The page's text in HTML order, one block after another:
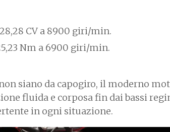
CV a 8900 giri/min.
Nm a 6900 giri/min.
siano da capogiro, il moderno
fluida e corposa fin dai bassi
in ogni situazione.